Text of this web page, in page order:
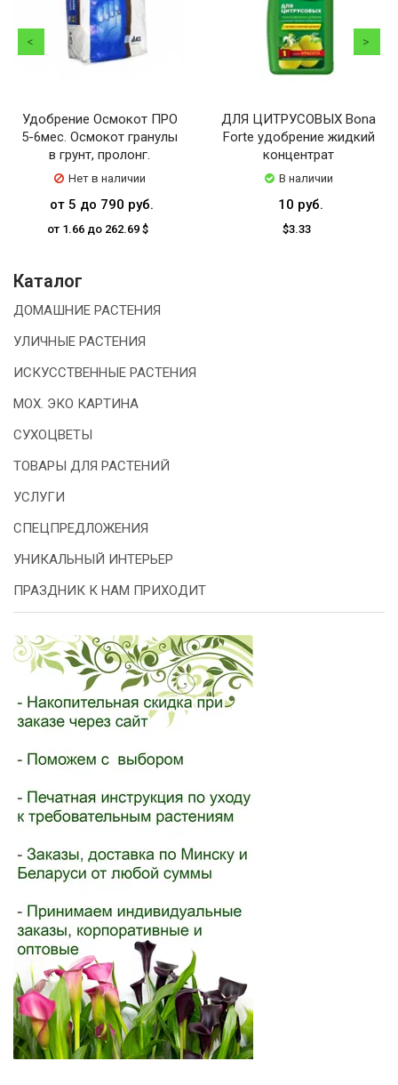
Удобрение Осмокот ПРО
5-6мес. Осмокот гранулы
в грунт, пролонг.
Нет в наличии
от 5 до 790 руб.
от 1.66 до 262.69 $
ДЛЯ ЦИТРУСОВЫХ Bona
Forte удобрение жидкий
концентрат
В наличии
10 руб.
$3.33
Каталог
ДОМАШНИЕ РАСТЕНИЯ
УЛИЧНЫЕ РАСТЕНИЯ
ИСКУССТВЕННЫЕ РАСТЕНИЯ
МОХ. ЭКО КАРТИНА
СУХОЦВЕТЫ
ТОВАРЫ ДЛЯ РАСТЕНИЙ
УСЛУГИ
СПЕЦПРЕДЛОЖЕНИЯ
УНИКАЛЬНЫЙ ИНТЕРЬЕР
ПРАЗДНИК К НАМ ПРИХОДИТ